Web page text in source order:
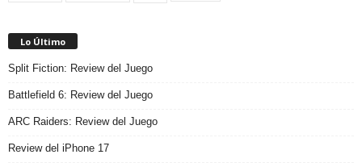
Lo Último
Split Fiction: Review del Juego
Battlefield 6: Review del Juego
ARC Raiders: Review del Juego
Review del iPhone 17